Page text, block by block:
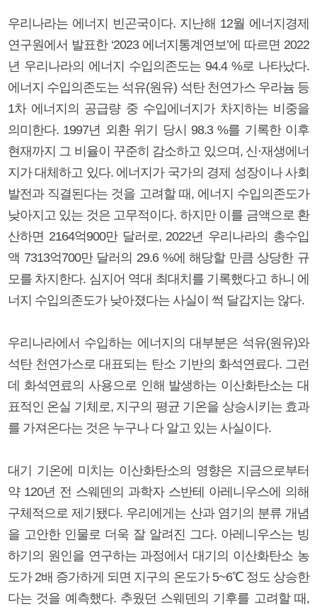
우리나라는 에너지 빈곤국이다. 지난해 12월 에너지경제
연구원에서 발표한 ‘2023 에너지통계연보’에 따르면 2022
년 우리나라의 에너지 수입의존도는 94.4 %로 나타났다.
에너지 수입의존도는 석유(원유) 석탄 천연가스 우라늄 등
1차 에너지의 공급량 중 수입에너지가 차지하는 비중을
의미한다. 1997년 외환 위기 당시 98.3 %를 기록한 이후
현재까지 그 비율이 꾸준히 감소하고 있으며, 신·재생에너
지가 대체하고 있다. 에너지가 국가의 경제 성장이나 사회
발전과 직결된다는 것을 고려할 때, 에너지 수입의존도가
낮아지고 있는 것은 고무적이다. 하지만 이를 금액으로 환
산하면 2164억900만 달러로, 2022년 우리나라의 총수입
액 7313억700만 달러의 29.6 %에 해당할 만큼 상당한 규
모를 차지한다. 심지어 역대 최대치를 기록했다고 하니 에
너지 수입의존도가 낮아졌다는 사실이 썩 달갑지는 않다.
우리나라에서 수입하는 에너지의 대부분은 석유(원유)와
석탄 천연가스로 대표되는 탄소 기반의 화석연료다. 그런
데 화석연료의 사용으로 인해 발생하는 이산화탄소는 대
표적인 온실 기체로, 지구의 평균 기온을 상승시키는 효과
를 가져온다는 것은 누구나 다 알고 있는 사실이다.
대기 기온에 미치는 이산화탄소의 영향은 지금으로부터
약 120년 전 스웨덴의 과학자 스반테 아레니우스에 의해
구체적으로 제기됐다. 우리에게는 산과 염기의 분류 개념
을 고안한 인물로 더욱 잘 알려진 그다. 아레니우스는 빙
하기의 원인을 연구하는 과정에서 대기의 이산화탄소 농
도가 2배 증가하게 되면 지구의 온도가 5~6℃ 정도 상승한
다는 것을 예측했다. 추웠던 스웨덴의 기후를 고려할 때,